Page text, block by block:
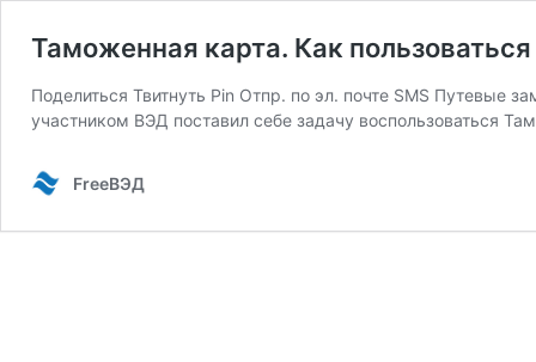
Таможенная карта. Как
Поделиться Твитнуть Pin Отпр. по эл. почте SMS Путевые
участником ВЭД поставил себе задачу воспользоваться
FreeВЭД